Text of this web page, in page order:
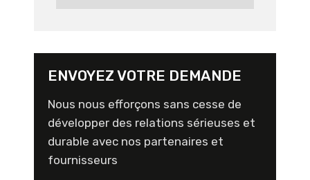
ENVOYEZ VOTRE DEMANDE
Nous nous efforçons sans cesse de
développer des relations sérieuses et
durable avec nos partenaires et
fournisseurs